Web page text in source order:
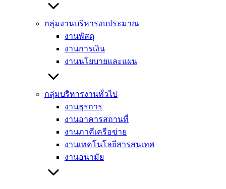
กลุ่มงานบริหารงบประมาณ
งานพัสดุ
งานการเงิน
งานนโยบายและแผน
กลุ่มบริหารงานทั่วไป
งานธุรการ
งานอาคารสถานที่
งานภาคีเครือข่าย
งานเทคโนโลยีสารสนเทศ
งานอนามัย